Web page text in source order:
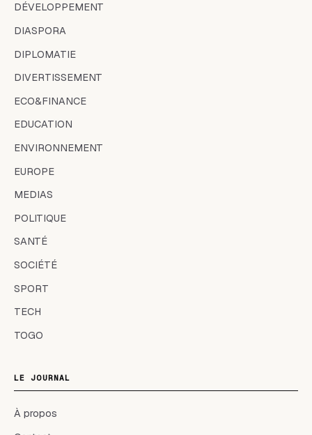
DÉVELOPPEMENT
DIASPORA
DIPLOMATIE
DIVERTISSEMENT
ECO&FINANCE
EDUCATION
ENVIRONNEMENT
EUROPE
MEDIAS
POLITIQUE
SANTÉ
SOCIÉTÉ
SPORT
TECH
TOGO
LE JOURNAL
À propos